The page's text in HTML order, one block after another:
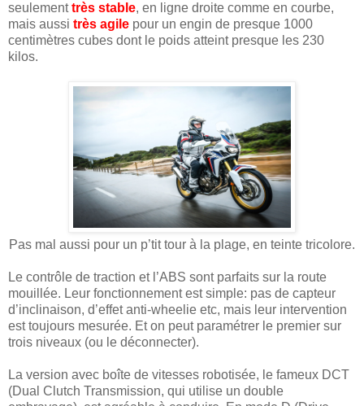
seulementtrès stable, en ligne droite comme en courbe,
mais aussi très agile pour un engin de presque 1000
centimètres cubes dont le poids atteint presque les 230
kilos.
Pas mal aussi pour un p’tit tour à la plage, en teinte tricolore.
Le contrôle de traction et l’ABS sont parfaits sur la route
mouillée. Leur fonctionnement est simple: pas de capteur
d’inclinaison, d’effet anti-wheelie etc, mais leur intervention
est toujours mesurée. Et on peut paramétrer le premier sur
trois niveaux (ou le déconnecter).
La version avec boîte de vitesses robotisée, le fameux DCT
(Dual Clutch Transmission, qui utilise un double